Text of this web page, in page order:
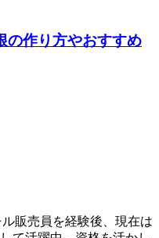
の作り方やおすすめ
販売員を経験後、現在は